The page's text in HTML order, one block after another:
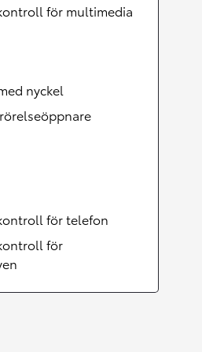
för multimedia
nyckel
för telefon
för